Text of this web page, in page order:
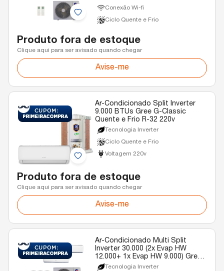
Conexão Wi-fi
Ciclo Quente e Frio
Produto fora de estoque
Clique aqui para ser avisado quando chegar
Avise-me
Ar-Condicionado Split Inverter
9.000 BTUs Gree G-Classic
Quente e Frio R-32 220v
Tecnologia Inverter
Ciclo Quente e Frio
Voltagem 220v
Produto fora de estoque
Clique aqui para ser avisado quando chegar
Avise-me
Ar-Condicionado Multi Split
Inverter 30.000 (2x Evap HW
12.000+ 1x Evap HW 9.000) Gree
Quente/Frio R-32 220v
Tecnologia Inverter